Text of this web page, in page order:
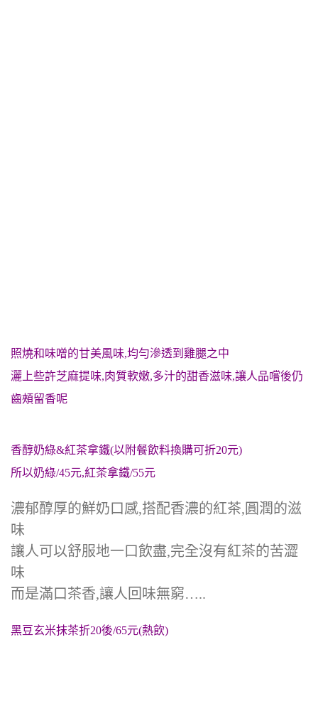
照燒和味噌的甘美風味,均勻滲透到雞腿之中
灑上些許芝麻提味,肉質軟嫩,多汁的甜香滋味,讓人品嚐後仍
齒頰留香呢
香醇奶綠&紅茶拿鐵(以附餐飲料換購可折20元)
所以奶綠/45元,紅茶拿鐵/55元
濃郁醇厚的鮮奶口感,搭配香濃的紅茶,圓潤的滋
味
讓人可以舒服地一口飲盡,完全沒有紅茶的苦澀
味
而是滿口茶香,讓人回味無窮…..
黑豆玄米抹茶折20後/65元(熱飲)